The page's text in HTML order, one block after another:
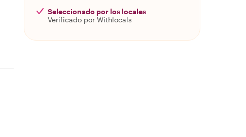
Seleccionado por los locales
Verificado por Withlocals